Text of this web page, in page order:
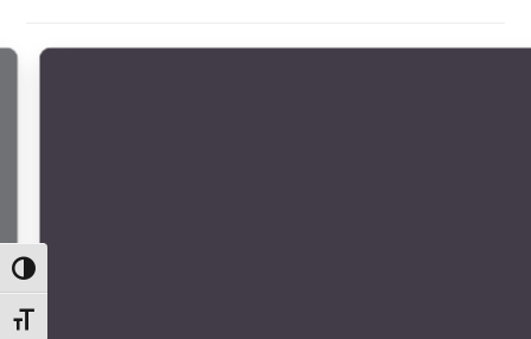
Alternar alto contraste
Alternar tamaño de letra